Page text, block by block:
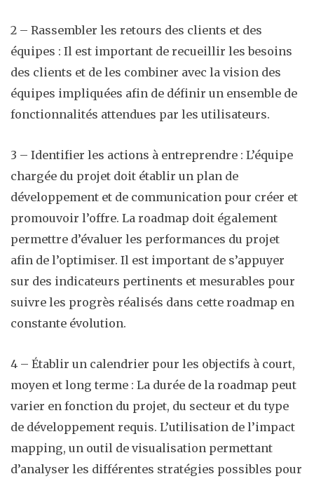
2 – Rassembler les retours des clients et des
équipes : Il est important de recueillir les besoins
des clients et de les combiner avec la vision des
équipes impliquées afin de définir un ensemble de
fonctionnalités attendues par les utilisateurs.
3 – Identifier les actions à entreprendre : L’équipe
chargée du projet doit établir un plan de
développement et de communication pour créer et
promouvoir l’offre. La roadmap doit également
permettre d’évaluer les performances du projet
afin de l’optimiser. Il est important de s’appuyer
sur des indicateurs pertinents et mesurables pour
suivre les progrès réalisés dans cette roadmap en
constante évolution.
4 – Établir un calendrier pour les objectifs à court,
moyen et long terme : La durée de la roadmap peut
varier en fonction du projet, du secteur et du type
de développement requis. L’utilisation de l’impact
mapping, un outil de visualisation permettant
d’analyser les différentes stratégies possibles pour